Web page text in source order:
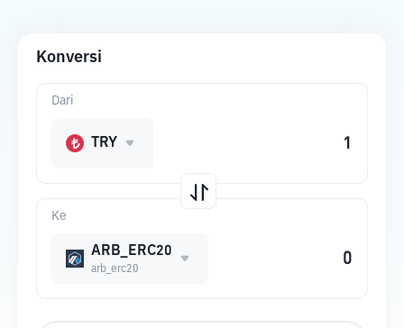
Konversi
Ke
ARB_ERC20
arb_erc20
Dari
TRY